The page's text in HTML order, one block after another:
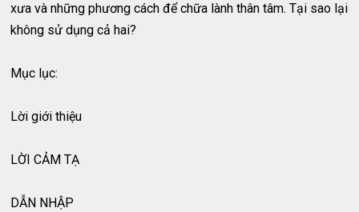
xưa và những phương cách để chữa lành thân tâm. Tại sao lại
không sử dụng cả hai?
Mục lục:
Lời giới thiệu
LỜI CẢM TẠ
DẪN NHẬP